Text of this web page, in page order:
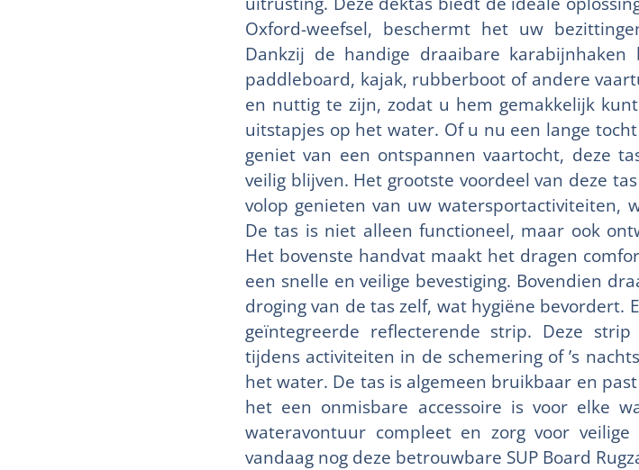
Oxford-weefsel, beschermt het uw
Dankzij de handige draaibare
paddleboard, kajak, rubberboot of andere
en nuttig te zijn, zodat u hem gemakkelijk
uitstapjes op het water. Of u nu een lange
geniet van een ontspannen vaartocht, deze
veilig blijven. Het grootste voordeel van deze
volop genieten van uw watersportactiviteiten,
De tas is niet alleen functioneel, maar ook
Het bovenste handvat maakt het dragen
een snelle en veilige bevestiging. Bovendien
droging van de tas zelf, wat hygiëne bevordert.
geïntegreerde reflecterende strip. Deze
tijdens activiteiten in de schemering of ’s
het water. De tas is algemeen bruikbaar en
het een onmisbare accessoire is voor elke
wateravontuur compleet en zorg voor
vandaag nog deze betrouwbare SUP Board